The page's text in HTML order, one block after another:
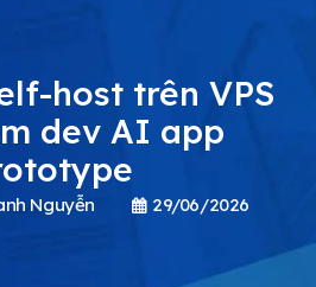
host trên VPS
dev AI app
Nguyễn 29/06/2026